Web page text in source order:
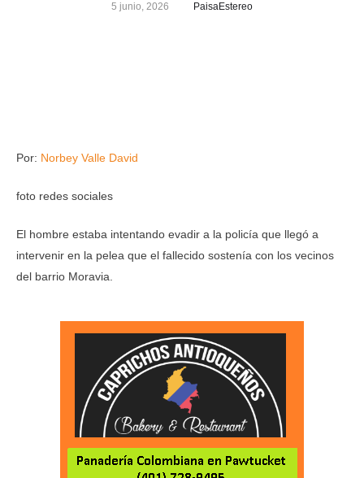
5 junio, 2026 PaisaEstereo
Por: Norbey Valle David
foto redes sociales
El hombre estaba intentando evadir a la policía que llegó a
intervenir en la pelea que el fallecido sostenía con los vecinos
del barrio Moravia.